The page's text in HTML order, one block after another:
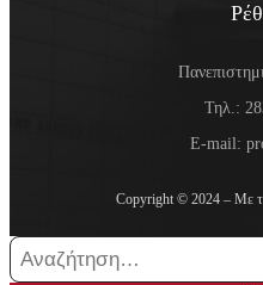
Τηλ.:
E-mail:
Copyright © 2024 – Με
Search